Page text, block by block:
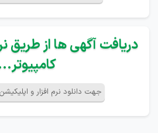
دریافت آگهی ها از طریق
جهت دانلود نرم افزار و اپلیکیشن